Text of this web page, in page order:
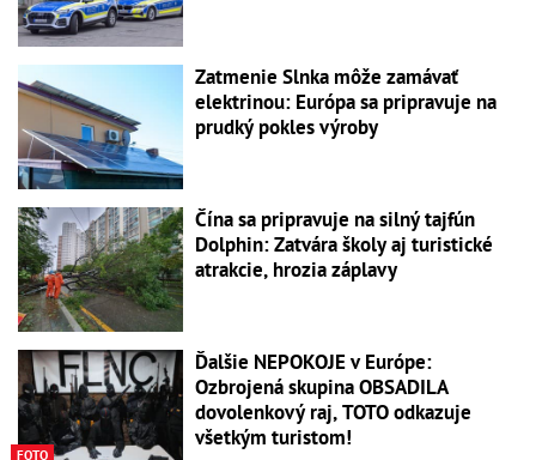
Zatmenie Slnka môže zamávať
elektrinou: Európa sa pripravuje na
prudký pokles výroby
Čína sa pripravuje na silný tajfún
Dolphin: Zatvára školy aj turistické
atrakcie, hrozia záplavy
FOTO
Ďalšie NEPOKOJE v Európe:
Ozbrojená skupina OBSADILA
dovolenkový raj, TOTO odkazuje
všetkým turistom!